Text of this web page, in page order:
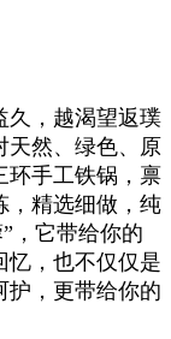
久，越渴望返璞
天然、绿色、原
环手工铁锅，禀
，精选细做，纯
，它带给你的
忆，也不仅仅是
护，更带给你的